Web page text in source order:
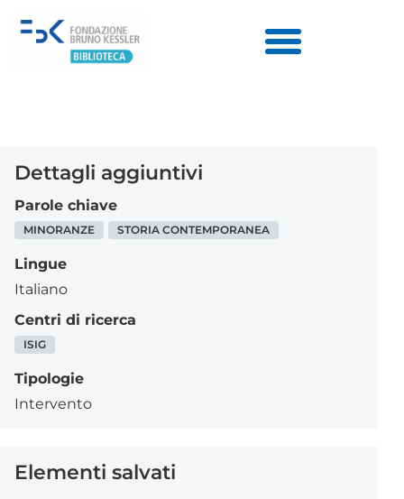
Dettagli aggiuntivi
Parole chiave
MINORANZE STORIA CONTEMPORANEA
Lingue
Italiano
Centri di ricerca
ISIG
Tipologie
Intervento
Elementi salvati